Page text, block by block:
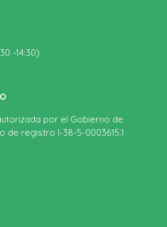
-14:30)
por el Gobierno de
de registro I-38-5-0003615.1